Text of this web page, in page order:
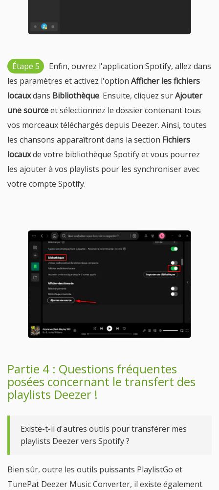
Étape 5
Enfin, ouvrez l'application Spotify, allez dans
les paramètres et activez l'option Afficher les fichiers
locauxdans Bibliothèque. Ensuite, cliquez surAjouter
une sourceet sélectionnez le dossier contenant tous
vos morceaux téléchargés depuis Deezer. Ainsi, toutes
les chansons apparaîtront dans la section Fichiers
locauxde votre bibliothèque Spotify et vous pourrez
les ajouter à vos playlists pour les synchroniser avec
votre compte Spotify.
Partie 4 : Questions fréquentes
posées concernant le transfert des
playlists Deezer !
Existe-t-il d'autres outils pour transférer mes
playlists Deezer vers Spotify ?
Bien sûr, outre les outils puissants PlaylistGo et
TunePat Deezer Music Converter, il existe également